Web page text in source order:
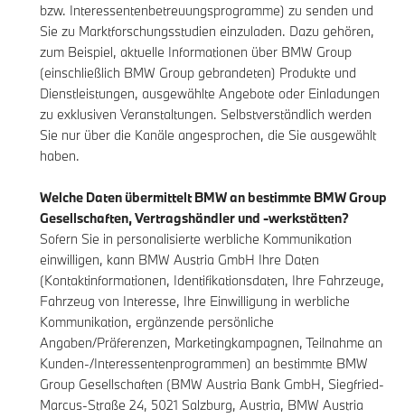
bzw. Interessentenbetreuungsprogramme) zu senden und
Sie zu Marktforschungsstudien einzuladen. Dazu gehören,
zum Beispiel, aktuelle Informationen über BMW Group
(einschließlich BMW Group gebrandeten) Produkte und
Dienstleistungen, ausgewählte Angebote oder Einladungen
zu exklusiven Veranstaltungen. Selbstverständlich werden
Sie nur über die Kanäle angesprochen, die Sie ausgewählt
haben.
Welche Daten übermittelt BMW an bestimmte BMW Group
Gesellschaften, Vertragshändler und -werkstätten?
Sofern Sie in personalisierte werbliche Kommunikation
einwilligen, kann BMW Austria GmbH Ihre Daten
(Kontaktinformationen, Identifikationsdaten, Ihre Fahrzeuge,
Fahrzeug von Interesse, Ihre Einwilligung in werbliche
Kommunikation, ergänzende persönliche
Angaben/Präferenzen, Marketingkampagnen, Teilnahme an
Kunden-/Interessentenprogrammen) an bestimmte BMW
Group Gesellschaften (BMW Austria Bank GmbH, Siegfried-
Marcus-Straße 24, 5021 Salzburg, Austria, BMW Austria